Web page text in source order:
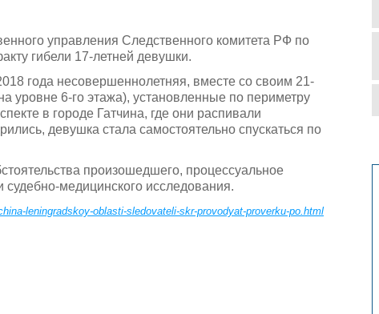
управления Следственного комитета РФ по
гибели 17-летней девушки.
года несовершеннолетняя, вместе со своим 21-
уровне 6-го этажа), установленные по периметру
в городе Гатчина, где они распивали
девушка стала самостоятельно спускаться по
произошедшего, процессуальное
медицинского исследования.
leningradskoy-oblasti-sledovateli-skr-provodyat-proverku-po.html